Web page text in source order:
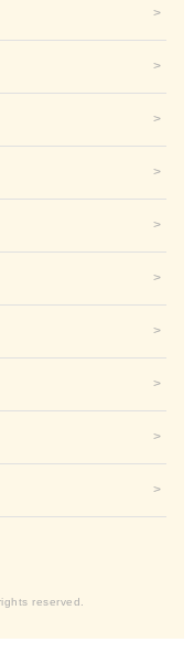
reserved.